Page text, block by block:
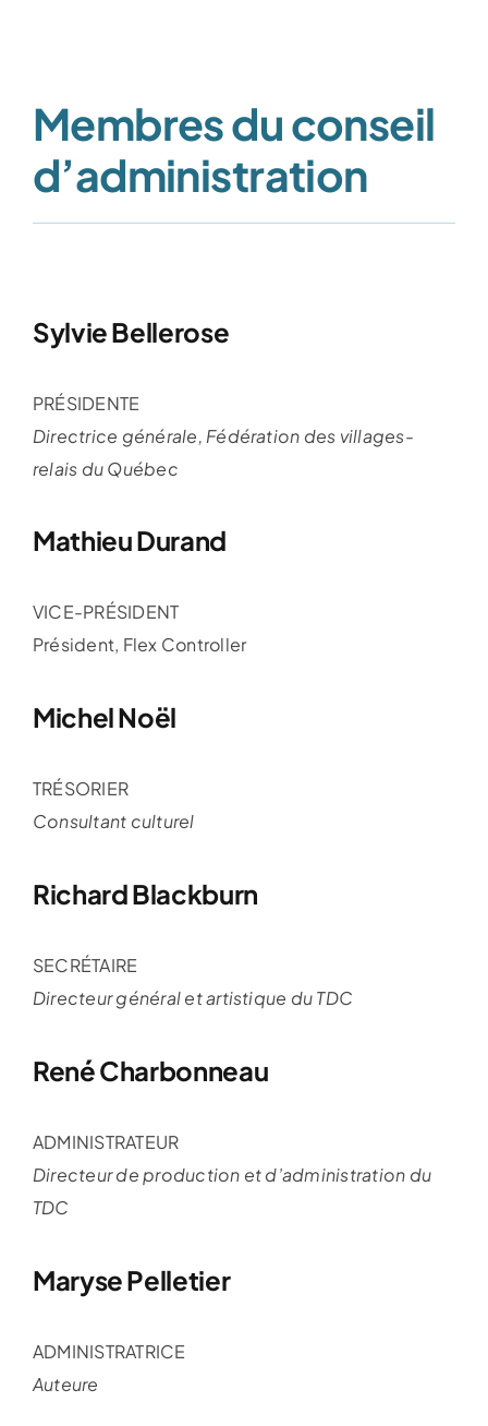
Membres du conseil
d’administration
Sylvie Bellerose
PRÉSIDENTE
Directrice générale, Fédération des villages-
relais du Québec
Mathieu Durand
VICE-PRÉSIDENT
Président, Flex Controller
Michel Noël
TRÉSORIER
Consultant culturel
Richard Blackburn
SECRÉTAIRE
Directeur général et artistique du TDC
René Charbonneau
ADMINISTRATEUR
Directeur de production et d’administration du
TDC
Maryse Pelletier
ADMINISTRATRICE
Auteure